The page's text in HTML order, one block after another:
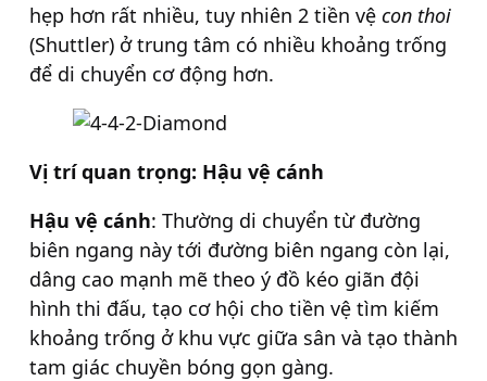
hẹp hơn rất nhiều, tuy nhiên 2 tiền vệ con thoi
(Shuttler) ở trung tâm có nhiều khoảng trống
để di chuyển cơ động hơn.
Vị trí quan trọng: Hậu vệ cánh
Hậu vệ cánh: Thường di chuyển từ đường
biên ngang này tới đường biên ngang còn lại,
dâng cao mạnh mẽ theo ý đồ kéo giãn đội
hình thi đấu, tạo cơ hội cho tiền vệ tìm kiếm
khoảng trống ở khu vực giữa sân và tạo thành
tam giác chuyền bóng gọn gàng.